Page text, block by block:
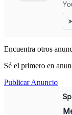
Encuentra otros
Sé el primero en
Publicar Anuncio